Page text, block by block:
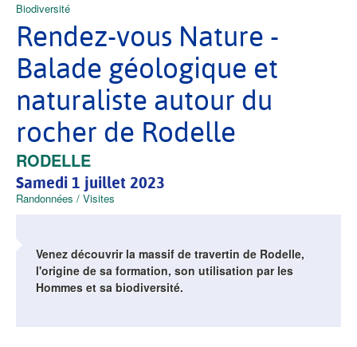
Catégorie
principale
Biodiversité
Rendez-vous Nature -
Balade géologique et
naturaliste autour du
rocher de Rodelle
VILLE
RODELLE
Samedi 1 juillet 2023
Thématique
Randonnées / Visites
Venez découvrir la massif de travertin de Rodelle,
l'origine de sa formation, son utilisation par les
Hommes et sa biodiversité.